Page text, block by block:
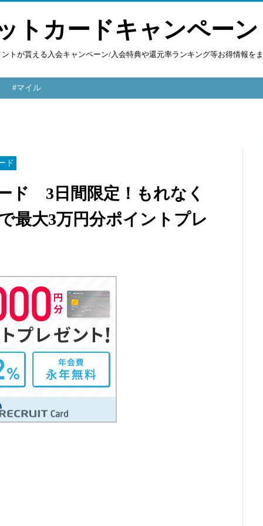
トカードキャンペーン
トが貰える入会キャンペーン/入会特典や還元率ランキング等お得情報を
#マイル
ド
ド 3日間限定！もれなく
最大3万円分ポイントプレ